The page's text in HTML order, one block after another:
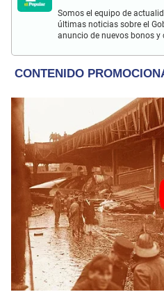
Somos el equipo de
últimas noticias sobre el
anuncio de nuevos bonos